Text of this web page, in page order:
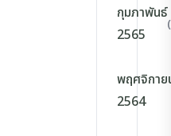
กุมภาพันธ์
2565
พฤศจิกาย
2564